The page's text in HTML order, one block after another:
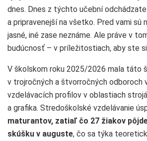
dnes. Dnes z týchto učební
a pripravenejší na všetko. Pred vami sú
jasné, iné zase neznáme. Ale práve v
budúcnosť – v príležitostiach, aby ste si
V školskom roku 2025/2026 mala táto
v trojročných a štvorročných odboroch
vzdelávacích profilov v oblastiach
a grafika. Stredoškolské vzdelávanie
maturantov, zatiaľ čo 27 žiakov
skúšku v auguste, čo sa týka